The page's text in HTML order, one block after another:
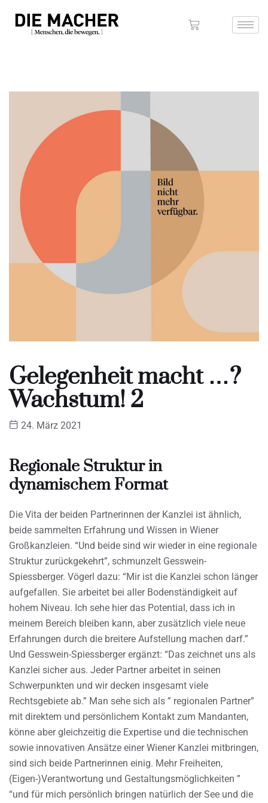
Gelegenheit macht …?
Wachstum! 2
24. März 2021
Regionale Struktur in
dynamischem Format
Die Vita der beiden Partnerinnen der Kanzlei ist ähnlich,
beide sammelten Erfahrung und Wissen in Wiener
Großkanzleien. “Und beide sind wir wieder in eine regionale
Struktur zurückgekehrt”, schmunzelt Gesswein-
Spiessberger. Vögerl dazu: “Mir ist die Kanzlei schon länger
aufgefallen. Sie arbeitet bei aller Bodenständigkeit auf
hohem Niveau. Ich sehe hier das Potential, dass ich in
meinem Bereich bleiben kann, aber zusätzlich viele neue
Erfahrungen durch die breitere Aufstellung machen darf.”
Und Gesswein-Spiessberger ergänzt: “Das zeichnet uns als
Kanzlei sicher aus. Jeder Partner arbeitet in seinen
Schwerpunkten und wir decken insgesamt viele
Rechtsgebiete ab.” Man sehe sich als ” regionalen Partner”
mit direktem und persönlichem Kontakt zum Mandanten,
könne aber gleichzeitig die Expertise und die technischen
sowie innovativen Ansätze einer Wiener Kanzlei mitbringen,
sind sich beide Partnerinnen einig. Mehr Freiheiten,
(Eigen-)Verantwortung und Gestaltungsmöglichkeiten ”
“und für mich persönlich bringen natürlich der See und die